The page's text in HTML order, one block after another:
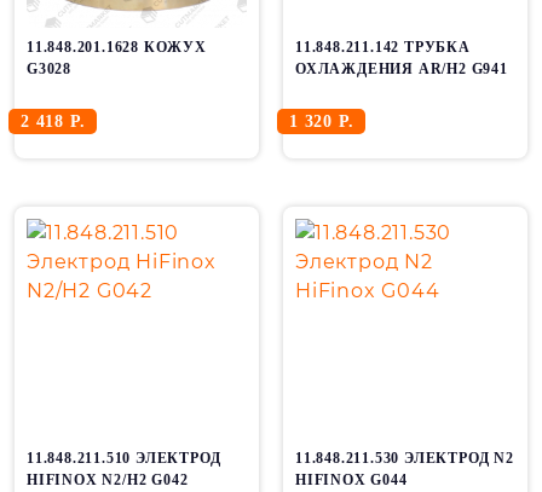
11.848.201.1628 КОЖУХ
G3028
2 418 Р.
11.848.211.142 ТРУБКА
ОХЛАЖДЕНИЯ AR/H2 G941
1 320 Р.
11.848.211.510 ЭЛЕКТРОД
HIFINOX N2/H2 G042
11.848.211.530 ЭЛЕКТРОД N2
HIFINOX G044